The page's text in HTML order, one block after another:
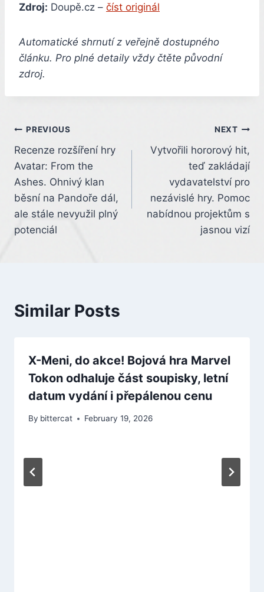
Zdroj: Doupě.cz – číst originál
Automatické shrnutí z veřejně dostupného
článku. Pro plné detaily vždy čtěte původní
zdroj.
Post
navigation
PREVIOUS
Recenze rozšíření hry
Avatar: From the
Ashes. Ohnivý klan
běsní na Pandoře dál,
ale stále nevyužil plný
potenciál
NEXT
Vytvořili hororový hit,
teď zakládají
vydavatelství pro
nezávislé hry. Pomoc
nabídnou projektům s
jasnou vizí
Similar Posts
X-Meni, do akce! Bojová hra Marvel
Tokon odhaluje část soupisky, letní
datum vydání i přepálenou cenu
By bittercat February 19, 2026